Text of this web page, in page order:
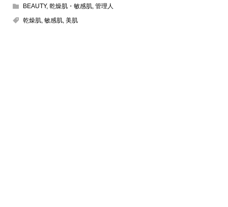
BEAUTY, 乾燥肌・敏感肌, 管理人
乾燥肌, 敏感肌, 美肌